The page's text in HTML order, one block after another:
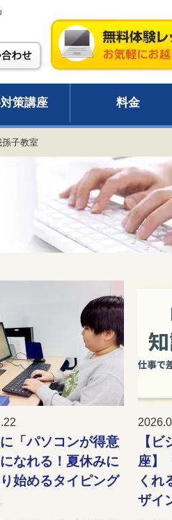
策講座 料金
子教室
「パソコンが得意
なれる！夏休みに
始めるタイピング
【
座】
くれ
ザイ